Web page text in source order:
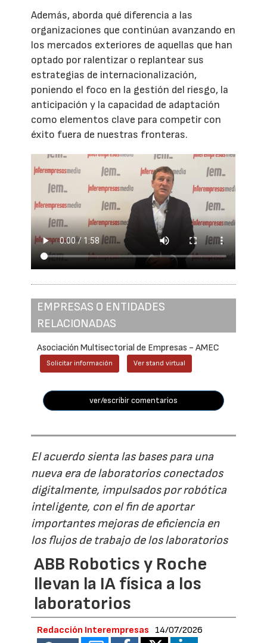
Además, aborda qué diferencia a las
organizaciones que continúan avanzando en
los mercados exteriores de aquellas que han
optado por ralentizar o replantear sus
estrategias de internacionalización,
poniendo el foco en la gestión del riesgo, la
anticipación y la capacidad de adaptación
como elementos clave para competir con
éxito fuera de nuestras fronteras.
EMPRESAS O ENTIDADES
RELACIONADAS
Asociación Multisectorial de Empresas - AMEC
Solicitar información Ver stand virtual
ver/escribir comentarios
El acuerdo sienta las bases para una
nueva era de laboratorios conectados
digitalmente, impulsados por robótica
inteligente, con el fin de aportar
importantes mejoras de eficiencia en
los flujos de trabajo de los laboratorios
ABB Robotics y Roche
llevan la IA física a los
laboratorios
Redacción Interempresas 14/07/2026